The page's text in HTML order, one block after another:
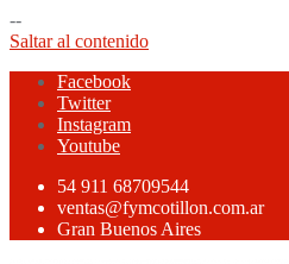
--
Saltar al contenido
Facebook
Twitter
Instagram
Youtube
54 911 68709544
ventas@fymcotillon.com.ar
Gran Buenos Aires